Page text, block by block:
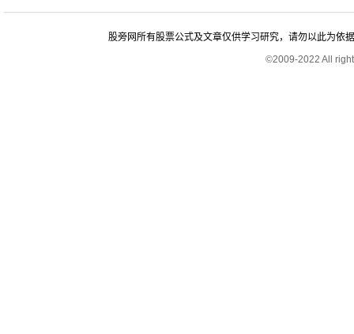
股旁网所有股票公式及文章仅供学习研究，请勿以此为依
©2009-2022 All